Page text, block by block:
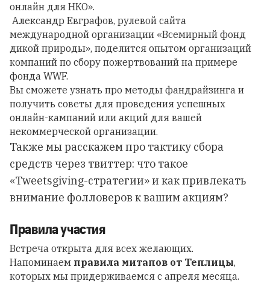
онлайн для НКО».
Александр Евграфов, рулевой сайта
международной организации «Всемирный фонд
дикой природы», поделится опытом организаций
компаний по сбору пожертвований на примере
фонда WWF.
Вы сможете узнать про методы фандрайзинга и
получить советы для проведения успешных
онлайн-кампаний или акций для вашей
некоммерческой организации.
Также мы расскажем про тактику сбора
средств через твиттер: что такое
«Tweetsgiving-стратегии» и как привлекать
внимание фолловеров к вашим акциям?
Правила участия
Встреча открыта для всех желающих.
Напоминаем правила митапов от Теплицы,
которых мы придерживаемся с апреля месяца.